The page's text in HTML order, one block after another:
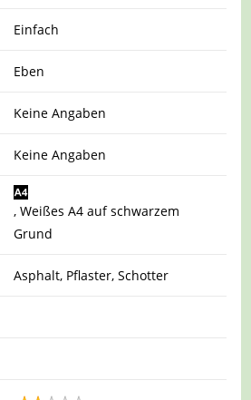
Einfach
Eben
Keine Angaben
Keine Angaben
, Weißes A4 auf schwarzem
Grund
Asphalt, Pflaster, Schotter